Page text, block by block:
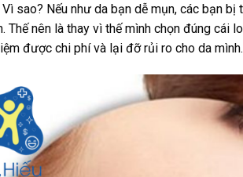
Vì sao? Nếu như da bạn dễ mụn, các bạn
Thế nên là thay vì thế mình chọn đúng cái
được chi phí và lại đỡ rủi ro cho da mình.